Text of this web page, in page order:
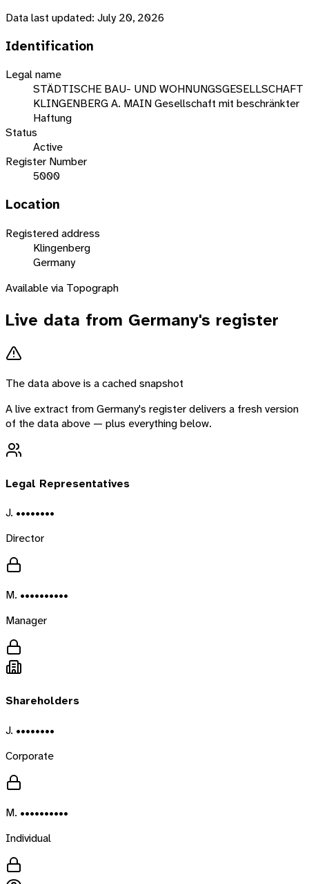
Data last updated: July 20, 2026
Identification
Legal name
STÄDTISCHE BAU- UND WOHNUNGSGESELLSCHAFT
KLINGENBERG A. MAIN Gesellschaft mit beschränkter
Haftung
Status
Active
Register Number
5000
Location
Registered address
Klingenberg
Germany
Available via Topograph
Live data from Germany's register
The data above is a cached snapshot
A live extract fromGermany's register delivers a fresh version
of the data above — plus everything below.
Legal Representatives
J. ••••••••
Director
M. ••••••••••
Manager
Shareholders
J. ••••••••
Corporate
M. ••••••••••
Individual